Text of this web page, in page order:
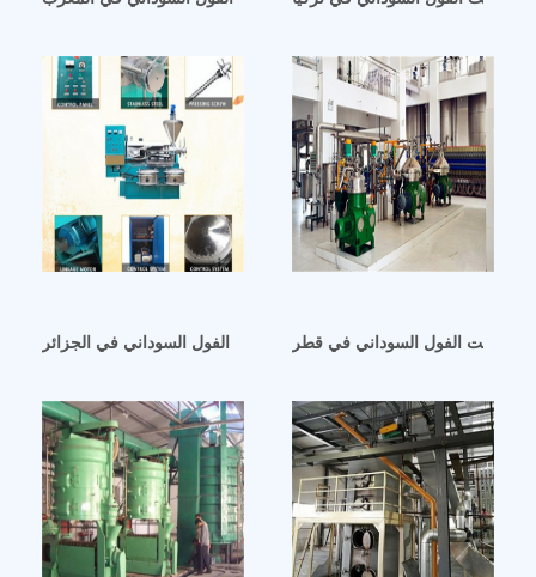
قائمة مصانع زيت الفول السوداني في الجزائرزيت الفول السوداني في قطر